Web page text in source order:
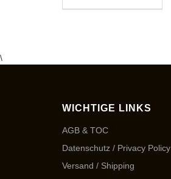
\
WICHTIGE LINKS
AGB & TOC
Datenschutz / Privacy Policy
Versand / Shipping